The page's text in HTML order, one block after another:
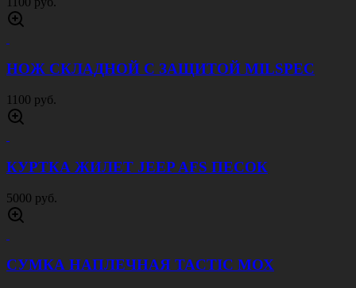
НОЖ СКЛАДНОЙ С ЗАЩИТОЙ MILSPEC
1100 руб.
КУРТКА ЖИЛЕТ JEEP AFS ПЕСОК
5000 руб.
СУМКА НАПЛЕЧНАЯ TACTIC МОХ